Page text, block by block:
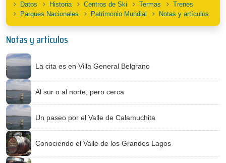
Datos Historia Centros de Ski Termas
Trenes
Parques Nacionales
Patrimonio Mundial Notas y artículos
Notas y artículos
La cita es en Villa General Belgrano
Al sur o al norte, pero cerca
Un paseo por el Valle de Calamuchita
Conociendo el Valle de los Grandes Lagos